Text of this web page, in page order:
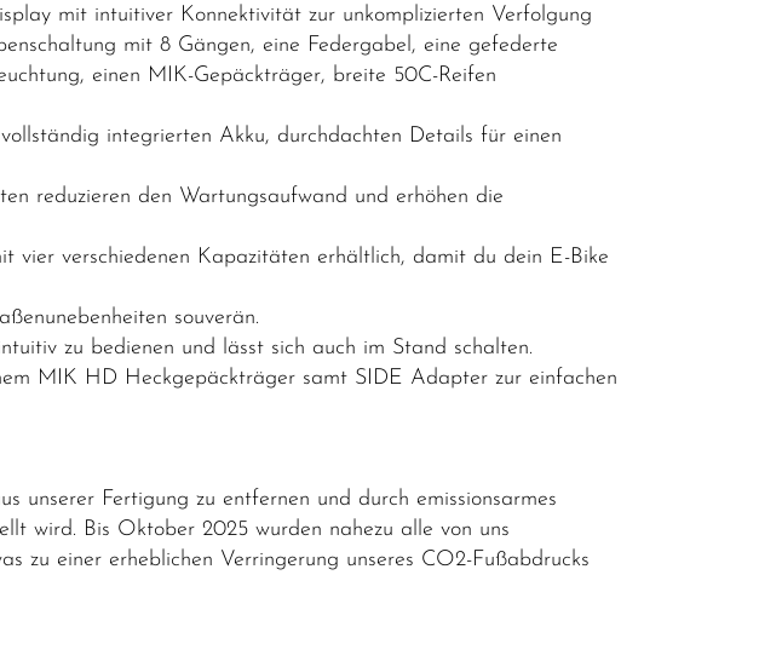
mit intuitiver Konnektivität zur unkomplizierten Verfolgung
mit 8 Gängen, eine Federgabel, eine gefederte
einen MIK-Gepäckträger, breite 50C-Reifen
integrierten Akku, durchdachten Details für einen
reduzieren den Wartungsaufwand und erhöhen die
vier verschiedenen Kapazitäten erhältlich, damit du dein E-Bike
souverän.
zu bedienen und lässt sich auch im Stand schalten.
MIK HD Heckgepäckträger samt SIDE Adapter zur einfachen
unserer Fertigung zu entfernen und durch emissionsarmes
wird. Bis Oktober 2025 wurden nahezu alle von uns
zu einer erheblichen Verringerung unseres CO2-Fußabdrucks